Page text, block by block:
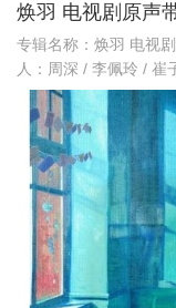
焕羽 电视剧原声
专辑名称：焕羽 电视
人：周深 / 李佩玲 / 崔